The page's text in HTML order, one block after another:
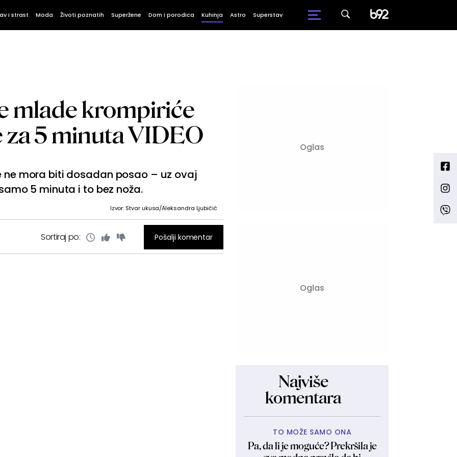
i strast Moda Životi poznatih Superžene Dom i porodica Kuhinja Astro Superstav
mlade krompiriće
za 5 minuta VIDEO
mora biti dosadan posao – uz ovaj
5 minuta i to bez noža.
Izvor: Stvar ukusa/Aleksandra Ljubičić
Sortiraj po: Pošalji komentar
Najviše
komentara
TO MOŽE SAMO ONA
Pa, da li je moguće? Prekršila je